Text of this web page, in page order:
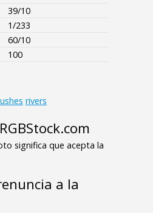
39/10
1/233
60/10
100
rivers
significa que acepta la
a la